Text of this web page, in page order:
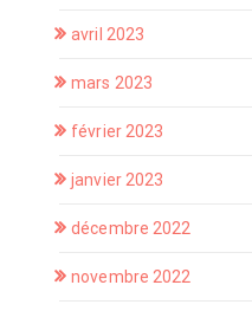
avril 2023
mars 2023
février 2023
janvier 2023
décembre 2022
novembre 2022